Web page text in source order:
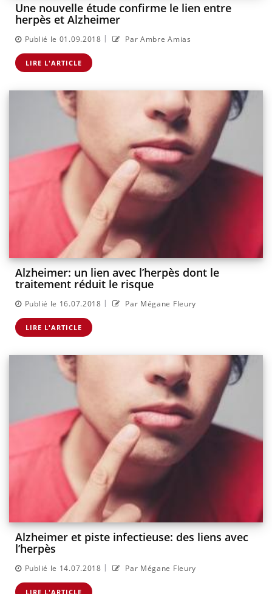
Une nouvelle étude confirme le lien entre
herpès et Alzheimer
Publié le 01.09.2018 | Par Ambre Amias
LIRE L'ARTICLE
Alzheimer: un lien avec l’herpès dont le
traitement réduit le risque
Publié le 16.07.2018 | Par Mégane Fleury
LIRE L'ARTICLE
Alzheimer et piste infectieuse: des liens avec
l’herpès
Publié le 14.07.2018 | Par Mégane Fleury
LIRE L'ARTICLE